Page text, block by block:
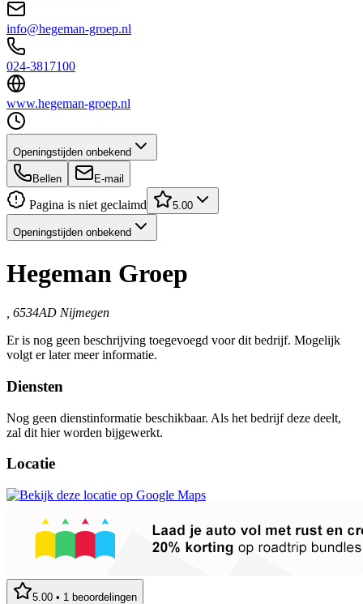
info@hegeman-groep.nl
024-3817100
www.hegeman-groep.nl
Openingstijden onbekend
Bellen E-mail
Pagina is niet geclaimd 5.00
Openingstijden onbekend
Hegeman Groep
, 6534AD Nijmegen
Er is nog geen beschrijving toegevoegd voor dit bedrijf. Mogelijk
volgt er later meer informatie.
Diensten
Nog geen dienstinformatie beschikbaar. Als het bedrijf deze deelt,
zal dit hier worden bijgewerkt.
Locatie
5.00 • 1 beoordelingen